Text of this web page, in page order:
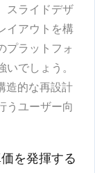
スライドデザ
イアウトを構
プラットフォ
でしょう。
造的な再設計
うユーザー向
を発揮する